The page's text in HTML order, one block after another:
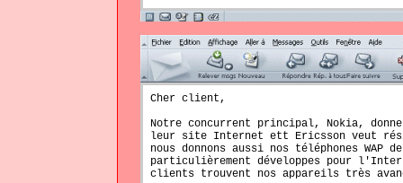
Cher client,
Notre concurrent principal, Nokia,
leur site Internet ett Ericsson veut
nous donnons aussi nos téléphones WAP
particulièrement développes pour
clients trouvent nos appareils très